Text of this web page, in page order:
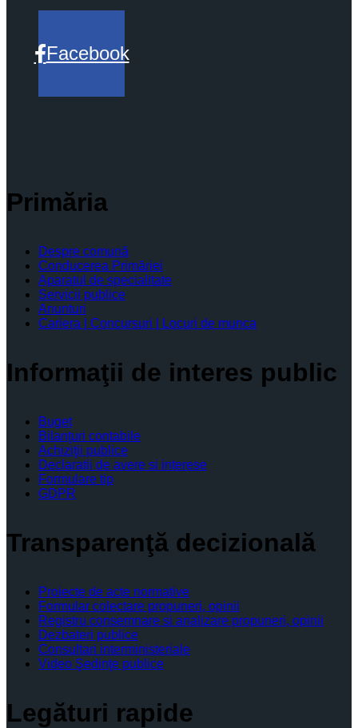
Facebook
Primăria
Despre comună
Conducerea Primăriei
Aparatul de specialitate
Servicii publice
Anunturi
Cariera | Concursuri | Locuri de munca
Informaţii de interes public
Buget
Bilanţuri contabile
Achiziţii publice
Declaratii de avere si interese
Formulare tip
GDPR
Transparenţă decizională
Proiecte de acte normative
Formular colectare propuneri, opinii
Registru consemnare si analizare propuneri, opinii
Dezbateri publice
Consultari interministeriale
Video Şedinţe publice
Legături rapide